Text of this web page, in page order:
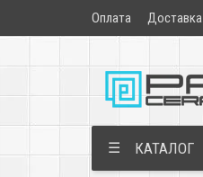
Оплата Доставка
☰ КАТАЛОГ